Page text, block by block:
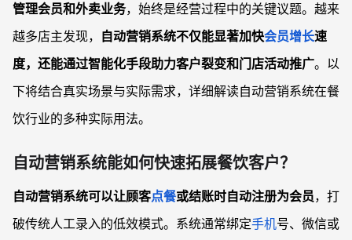
管理会员和外卖业务，始终是经营过程中的关键议题。越来
越多店主发现， 自动营销系统不仅能显著加快会员增长速
度，还能通过智能化手段助力客户裂变和门店活动推广。以
下将结合真实场景与实际需求，详细解读自动营销系统在餐
饮行业的多种实际用法。
自动营销系统能如何快速拓展餐饮客户？
自动营销系统可以让顾客点餐或结账时自动注册为会员，打
破传统人工录入的低效模式。系统通常绑定手机号、微信或